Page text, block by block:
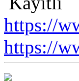
https://
https://